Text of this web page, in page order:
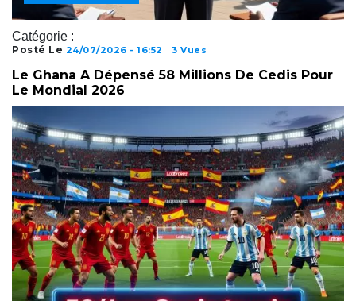
Catégorie :
Posté Le 24/07/2026 - 16:52 3 Vues
Le Ghana A Dépensé 58 Millions De Cedis Pour
Le Mondial 2026